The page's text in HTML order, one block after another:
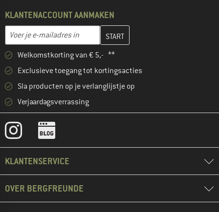
KLANTENACCOUNT AANMAKEN
E-mailadres
Vul je e-mailadres hier in en maak in de volgende stap je
Welkomstkorting van € 5,- **
Exclusieve toegang tot kortingsacties
Sla producten op je verlanglijstje op
Verjaardagsverrassing
KLANTENSERVICE
OVER BERGFREUNDE